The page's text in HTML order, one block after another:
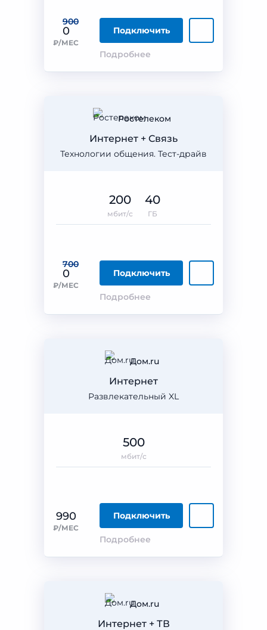
900
0
₽/МЕС
Подключить
Подробнее
Ростелеком
Технологии общения. Тест-драйв
Интернет + Связь
700
0
₽/МЕС
Подключить
Подробнее
200
мбит/с
40
ГБ
Дом.ru
Развлекательный XL
Интернет
990
₽/МЕС
Подключить
Подробнее
500
мбит/с
Дом.ru
Интернет + ТВ